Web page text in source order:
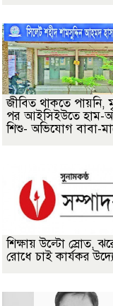
জীবিত থাকতে পায়নি,
পর আইসিইউতে হাম-
শিশু- অভিযোগ বাবা-
শিক্ষায় উল্টো স্রোত,
রোধে চাই কার্যকর